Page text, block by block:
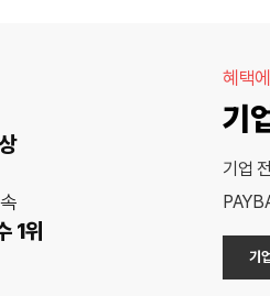
1위
혜택
기
기업
기